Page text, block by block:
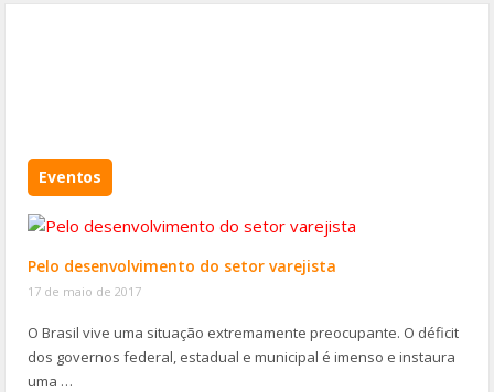
Eventos
Pelo desenvolvimento do setor varejista
17 de maio de 2017
O Brasil vive uma situação extremamente preocupante. O déficit
dos governos federal, estadual e municipal é imenso e instaura
uma …